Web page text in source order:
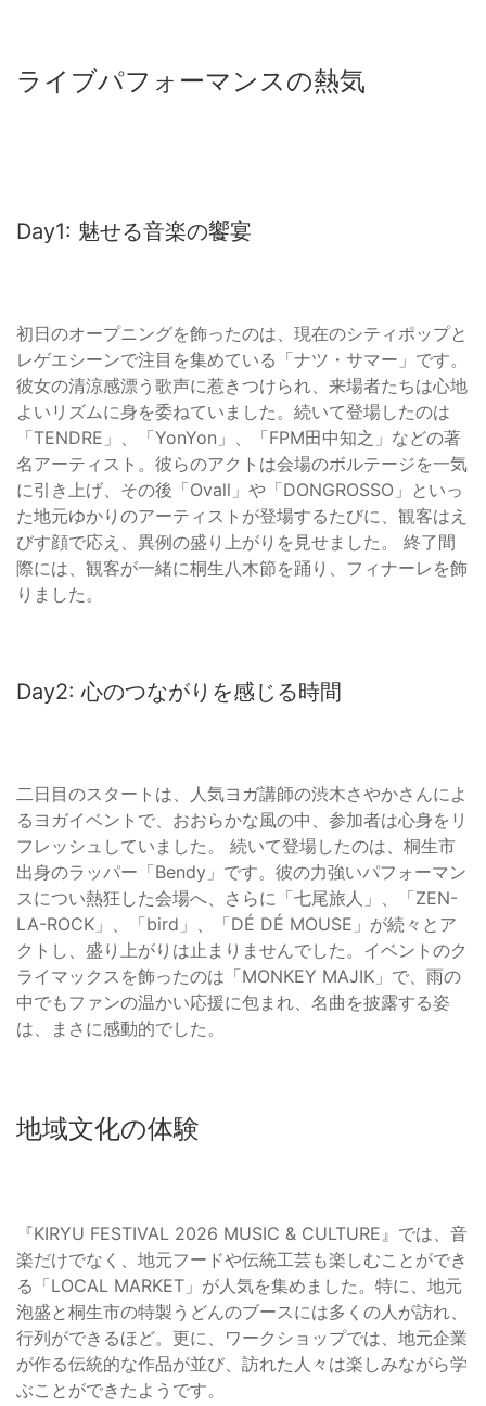
ライブパフォーマンスの熱気
Day1: 魅せる音楽の饗宴
初日のオープニングを飾ったのは、現在のシティポップと
レゲエシーンで注目を集めている「ナツ・サマー」です。
彼女の清涼感漂う歌声に惹きつけられ、来場者たちは心地
よいリズムに身を委ねていました。続いて登場したのは
「TENDRE」、「YonYon」、「FPM田中知之」などの著
名アーティスト。彼らのアクトは会場のボルテージを一気
に引き上げ、その後「Ovall」や「DONGROSSO」といっ
た地元ゆかりのアーティストが登場するたびに、観客はえ
びす顔で応え、異例の盛り上がりを見せました。 終了間
際には、観客が一緒に桐生八木節を踊り、フィナーレを飾
りました。
Day2: 心のつながりを感じる時間
二日目のスタートは、人気ヨガ講師の渋木さやかさんによ
るヨガイベントで、おおらかな風の中、参加者は心身をリ
フレッシュしていました。 続いて登場したのは、桐生市
出身のラッパー「Bendy」です。彼の力強いパフォーマン
スについ熱狂した会場へ、さらに「七尾旅人」、「ZEN-
LA-ROCK」、「bird」、「DÉ DÉ MOUSE」が続々とア
クトし、盛り上がりは止まりませんでした。イベントのク
ライマックスを飾ったのは「MONKEY MAJIK」で、雨の
中でもファンの温かい応援に包まれ、名曲を披露する姿
は、まさに感動的でした。
地域文化の体験
『KIRYU FESTIVAL 2026 MUSIC & CULTURE』では、音
楽だけでなく、地元フードや伝統工芸も楽しむことができ
る「LOCAL MARKET」が人気を集めました。特に、地元
泡盛と桐生市の特製うどんのブースには多くの人が訪れ、
行列ができるほど。更に、ワークショップでは、地元企業
が作る伝統的な作品が並び、訪れた人々は楽しみながら学
ぶことができたようです。